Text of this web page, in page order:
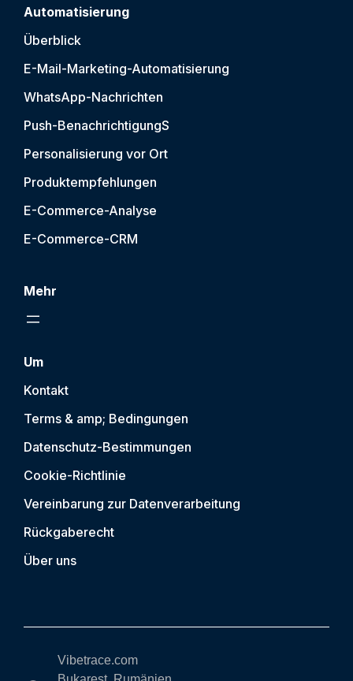
Automatisierung
Überblick
E-Mail-Marketing-Automatisierung
WhatsApp-Nachrichten
Push-BenachrichtigungS
Personalisierung vor Ort
Produktempfehlungen
E-Commerce-Analyse
E-Commerce-CRM
Mehr
Um
Kontakt
Terms & amp; Bedingungen
Datenschutz-Bestimmungen
Cookie-Richtlinie
Vereinbarung zur Datenverarbeitung
Rückgaberecht
Über uns
Vibetrace.com